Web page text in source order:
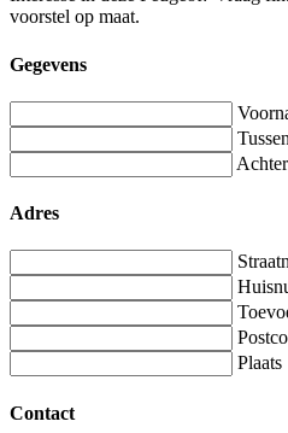
voorstel op maat.
Gegevens
Adres
Plaats
Contact